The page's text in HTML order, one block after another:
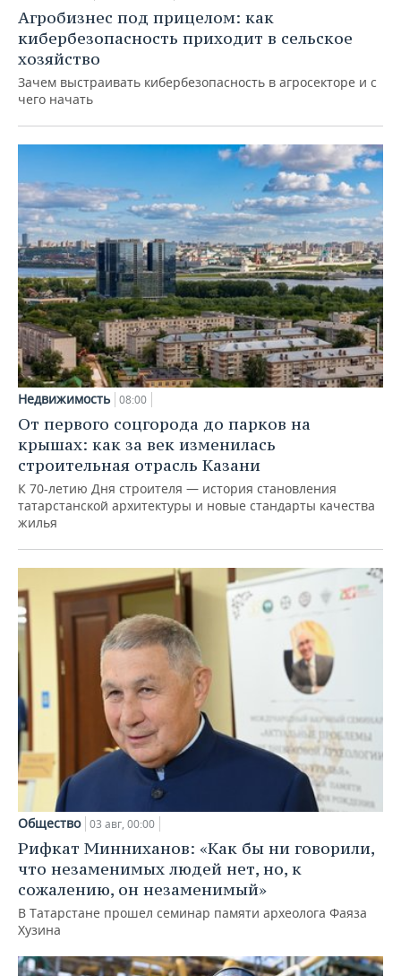
Агробизнес под прицелом: как
кибербезопасность приходит в сельское
хозяйство
Зачем выстраивать кибербезопасность в агросекторе и с
чего начать
Недвижимость 08:00
От первого соцгорода до парков на
крышах: как за век изменилась
строительная отрасль Казани
К 70-летию Дня строителя — история становления
татарстанской архитектуры и новые стандарты качества
жилья
Общество 03 авг, 00:00
Рифкат Минниханов: «Как бы ни говорили,
что незаменимых людей нет, но, к
сожалению, он незаменимый»
В Татарстане прошел семинар памяти археолога Фаяза
Хузина